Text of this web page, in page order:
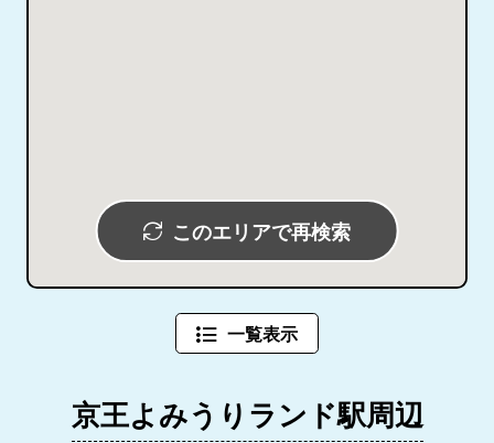
このエリアで再検索
一覧表示
京王よみうりランド駅周辺